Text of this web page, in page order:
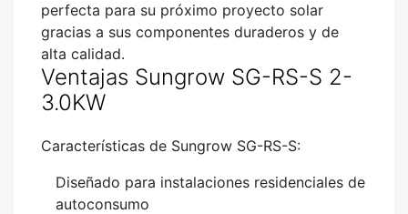
perfecta para su próximo proyecto solar
gracias a sus componentes duraderos y de
alta calidad.
Ventajas Sungrow SG-RS-S 2-
3.0KW
Características de Sungrow SG-RS-S:
Diseñado para instalaciones residenciales de
autoconsumo